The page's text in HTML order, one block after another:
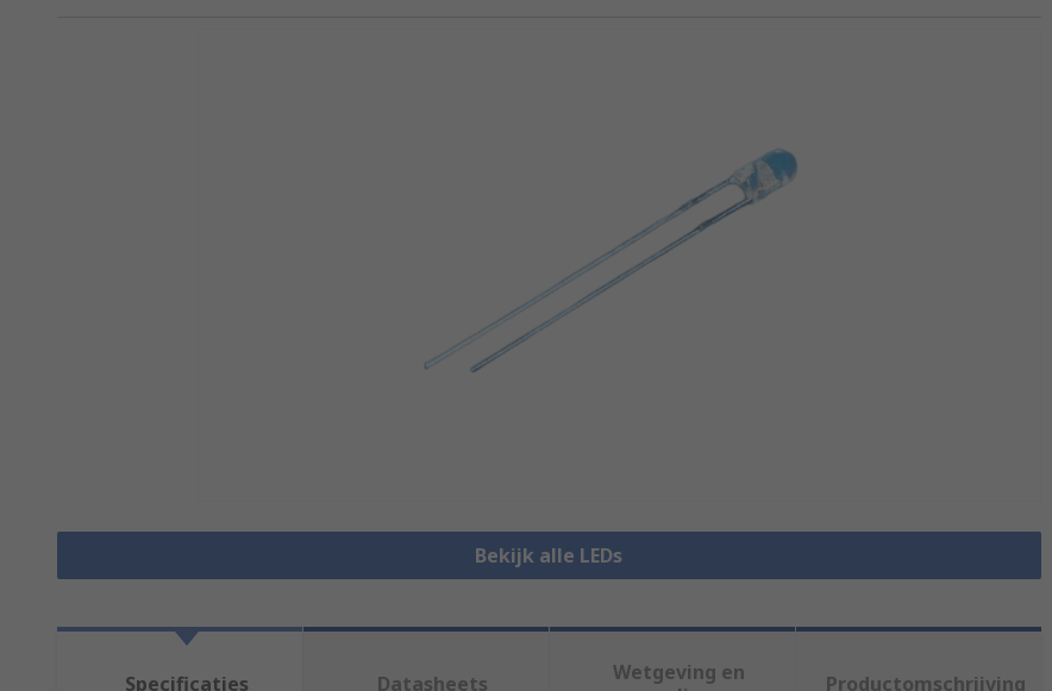
Bekijk alle LEDs
Specificaties Datasheets
Wetgeving en
Productomschrijving